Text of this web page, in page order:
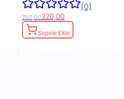
(0)
750,00320,00
Sepete Ekle